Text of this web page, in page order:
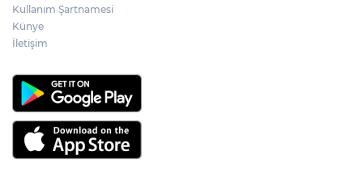
Kullanım Şartnamesi
Künye
İletişim